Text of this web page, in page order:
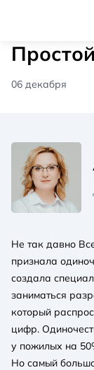
06 декабря
Не так давно
признала
создала
заниматься
который
цифр.
у пожилых на
Но самый